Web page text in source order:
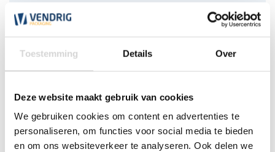
Toestemming Details Over
Deze website maakt gebruik van cookies
We gebruiken cookies om content en advertenties te
personaliseren, om functies voor social media te bieden
en om ons websiteverkeer te analyseren. Ook delen we
WhatsApp 0348 479195
Mailen